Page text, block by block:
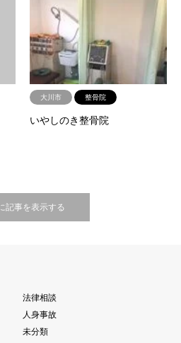
大川市 整骨院
いやしのき整骨院
記事を表示する
法律相談
人身事故
未分類